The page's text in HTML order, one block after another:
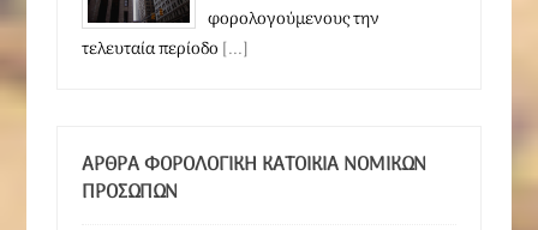
φορολογούμενους την
τελευταία περίοδο [...]
ΆΡΘΡΑ ΦΟΡΟΛΟΓΙΚΉ ΚΑΤΟΙΚΊΑ ΝΟΜΙΚΏΝ
ΠΡΟΣΏΠΩΝ